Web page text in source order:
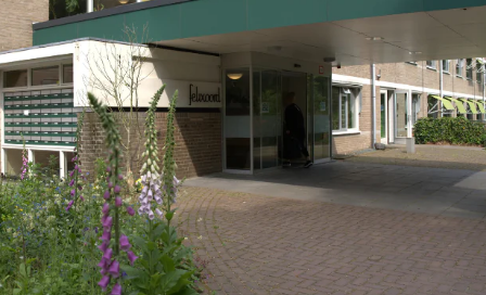
SCIE Puy de Dome
SDEL Atlantis
SDEL Grand Ouest
SDEL Navis
SDEL Rouergue
SDEL Savoie Léman
SDEL Tertiaire
SDEL Transport
SDEL Transport Services